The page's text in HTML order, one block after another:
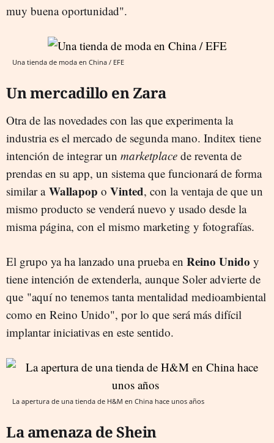
muy buena oportunidad".
Una tienda de moda en China / EFE
Un mercadillo en Zara
Otra de las novedades con las que experimenta la
industria es el mercado de segunda mano. Inditex tiene
intención de integrar un marketplace de reventa de
prendas en su app, un sistema que funcionará de forma
similar a Wallapop o Vinted, con la ventaja de que un
mismo producto se venderá nuevo y usado desde la
misma página, con el mismo marketing y fotografías.
El grupo ya ha lanzado una prueba en Reino Unido y
tiene intención de extenderla, aunque Soler advierte de
que "aquí no tenemos tanta mentalidad medioambiental
como en Reino Unido", por lo que será más difícil
implantar iniciativas en este sentido.
La apertura de una tienda de H&M en China hace unos años
La amenaza de Shein